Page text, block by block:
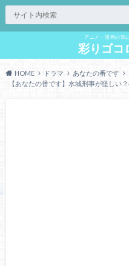
アニメ・漫画の気
彩りゴコ
HOME ドラマ
あなたの番です
【あなたの番です】水城刑事が怪しい